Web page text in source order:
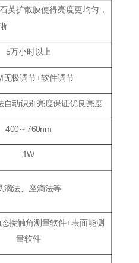
英扩散膜使得亮度更均匀，
5万小时以上
无极调节+软件调节
自动识别亮度保证优良亮度
400～760nm
1W
滴法、座滴法等
接触角测量软件+表面能测
量软件